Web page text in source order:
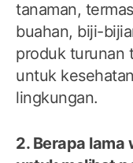
tanaman,
buahan, biji-
produk turunan
untuk
lingkungan.
2. Berapa